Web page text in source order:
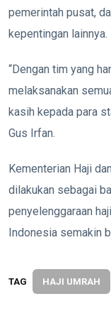
pemerintah pusat,
kepentingan lainnya.
“Dengan tim yang
melaksanakan
kasih kepada para
Gus Irfan.
Kementerian Haji
dilakukan sebagai
penyelenggaraan
Indonesia semakin
TAG HAJI UMRAH